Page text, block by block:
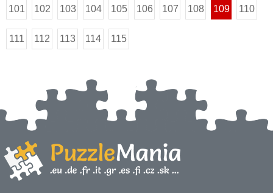
101 102 103 104 105 106 107 108 109 110
111 112 113 114 115